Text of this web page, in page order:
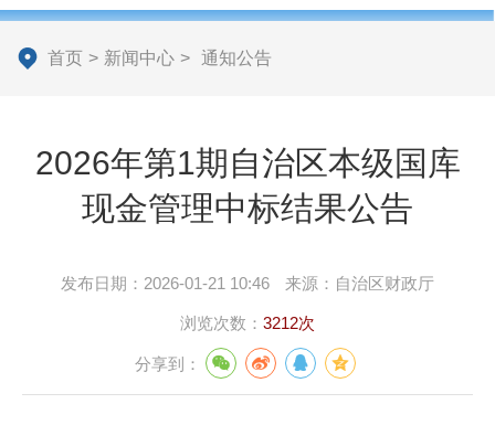
首页 > 新闻中心 > 通知公告
2026年第1期自治区本级国库
现金管理中标结果公告
发布日期： 2026-01-21 10:46 来源： 自治区财政厅
浏览次数： 3212次
分享到：